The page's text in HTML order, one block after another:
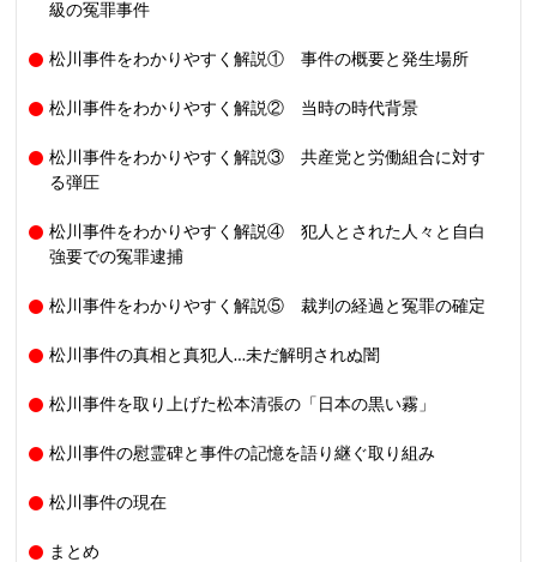
級の冤罪事件
松川事件をわかりやすく解説① 事件の概要と発生場所
松川事件をわかりやすく解説② 当時の時代背景
松川事件をわかりやすく解説③ 共産党と労働組合に対す
る弾圧
松川事件をわかりやすく解説④ 犯人とされた人々と自白
強要での冤罪逮捕
松川事件をわかりやすく解説⑤ 裁判の経過と冤罪の確定
松川事件の真相と真犯人…未だ解明されぬ闇
松川事件を取り上げた松本清張の「日本の黒い霧」
松川事件の慰霊碑と事件の記憶を語り継ぐ取り組み
松川事件の現在
まとめ